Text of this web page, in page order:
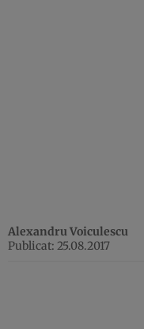
Alexandru Voiculescu
Publicat: 25.08.2017